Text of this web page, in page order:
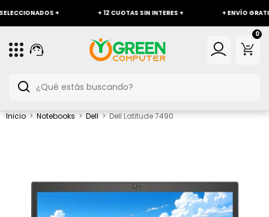
+ + 12 CUOTAS SIN INTERES + + ENVÍO GRATIS A
0
Inicio > Notebooks > Dell > Dell Latitude 7490